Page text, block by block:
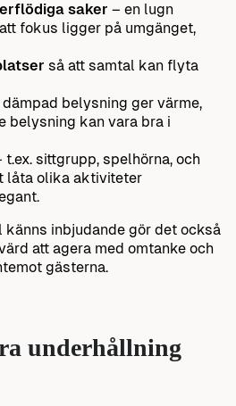
saker – en lugn
fokus ligger på umgänget,
så att samtal kan flyta
belysning ger värme,
belysning kan vara bra i
t.ex. sittgrupp, spelhörna, och
låta olika aktiviteter
känns inbjudande gör det också
att agera med omtanke och
gästerna.
underhållning